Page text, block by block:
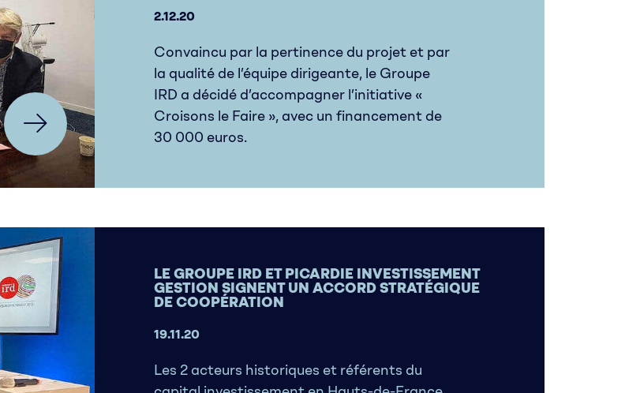
2.12.20
Convaincu par la pertinence du projet et par
la qualité de l’équipe dirigeante, le Groupe
IRD a décidé d’accompagner l’initiative «
Croisons le Faire », avec un financement de
30 000 euros.
LE GROUPE IRD ET PICARDIE INVESTISSEMENT
GESTION SIGNENT UN ACCORD STRATÉGIQUE
DE COOPÉRATION
19.11.20
Les 2 acteurs historiques et référents du